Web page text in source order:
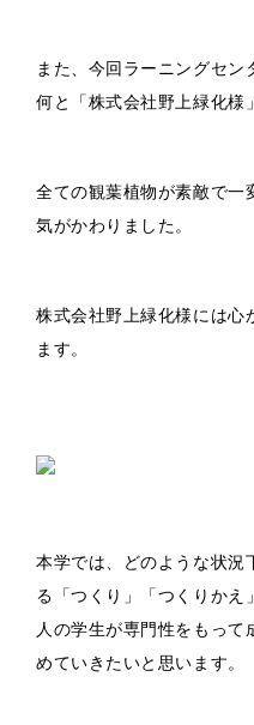
また、今回ラーニングセン
何と「株式会社野上緑化様
全ての観葉植物が素敵で一
気がかわりました。
株式会社野上緑化様には心
ます。
本学では、どのような状況
る「つくり」「つくりかえ
人の学生が専門性をもっ
めていきたいと思います。